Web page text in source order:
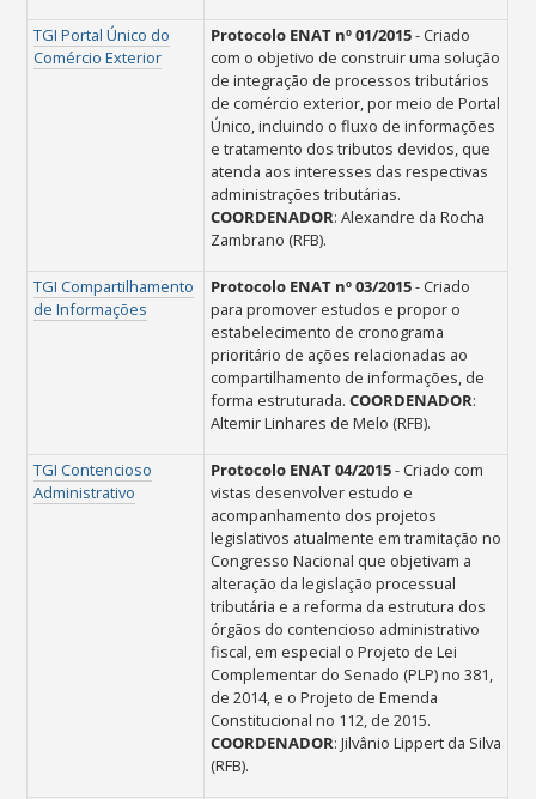
TGI Portal Único do
Comércio Exterior
Protocolo ENAT nº 01/2015- Criado
com o objetivo de construir uma solução
de integração de processos tributários
de comércio exterior, por meio de Portal
Único, incluindo o fluxo de informações
e tratamento dos tributos devidos, que
atenda aos interesses das respectivas
administrações tributárias.
COORDENADOR: Alexandre da Rocha
Zambrano (RFB).
TGI Compartilhamento
de Informações
Protocolo ENAT nº 03/2015- Criado
parapromover estudos e propor o
estabelecimento de cronograma
prioritário de ações relacionadas ao
compartilhamento de informações, de
forma estruturada.COORDENADOR:
Altemir Linhares de Melo (RFB).
TGI Contencioso
Administrativo
Protocolo ENAT 04/2015- Criado com
vistas desenvolver estudo e
acompanhamento dos projetos
legislativos atualmente em tramitação no
Congresso Nacional que objetivam a
alteração da legislação processual
tributária e a reforma da estrutura dos
órgãos do contencioso administrativo
fiscal, em especial o Projeto de Lei
Complementar do Senado (PLP) no 381,
de 2014, e o Projeto de Emenda
Constitucional no 112, de 2015.
COORDENADOR: Jilvânio Lippert da Silva
(RFB).